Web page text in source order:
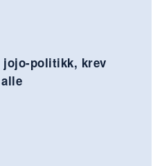
jojo-politikk, krev